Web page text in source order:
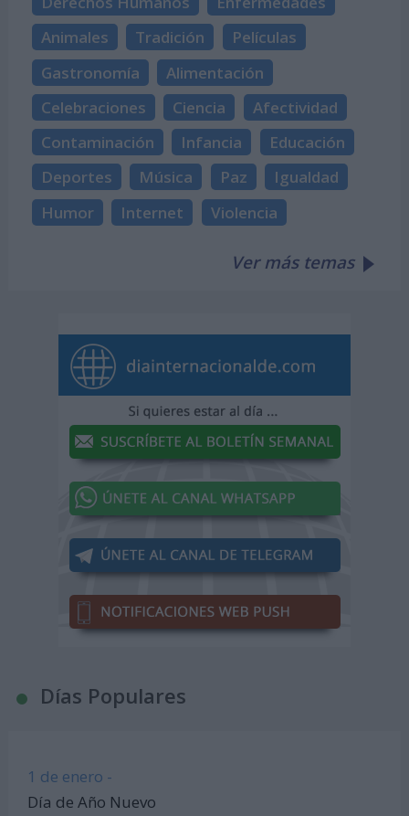
Animales
Tradición
Películas
Gastronomía
Alimentación
Celebraciones
Ciencia
Afectividad
Contaminación
Infancia
Educación
Deportes
Música Paz
Igualdad
Humor
Internet Violencia
Ver más temas
Días Populares
1 de enero -
Día de Año Nuevo